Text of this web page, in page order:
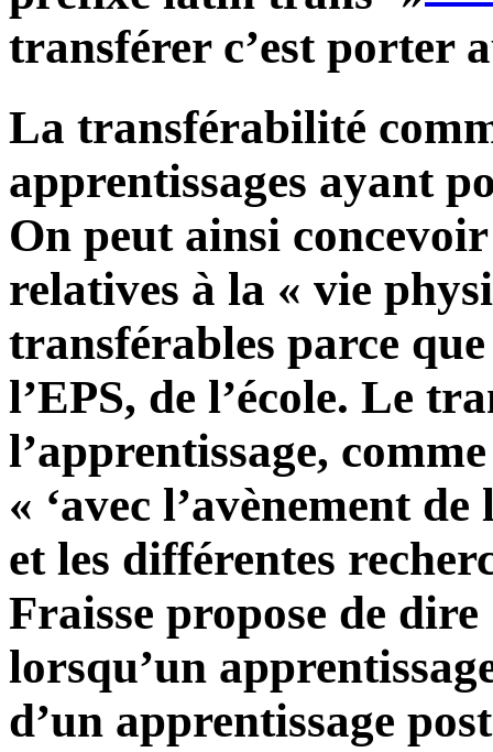
transférer c’est porter
La transférabilité
apprentissages ayant
On peut ainsi
relatives à la « vie
transférables parce
l’EPS, de l’école. Le
l’apprentissage,
« ‘avec l’avènement
et les différentes
Fraisse propose de
lorsqu’un
d’un apprentissage